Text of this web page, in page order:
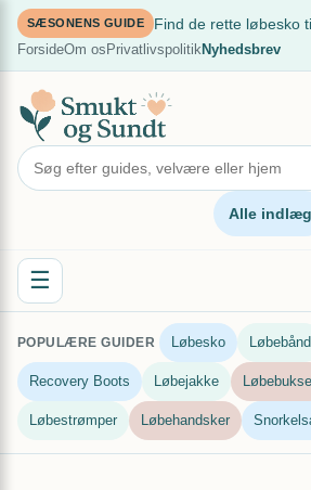
SpringSÆSONENS GUIDE Find de rette løbesko
ForsideOm os PrivatlivspolitikNyhedsbrev
Alle indlæg
☰
POPULÆRE GUIDER Løbesko Løbebånd
Recovery Boots Løbejakke
Løbestrømper Løbehandsker